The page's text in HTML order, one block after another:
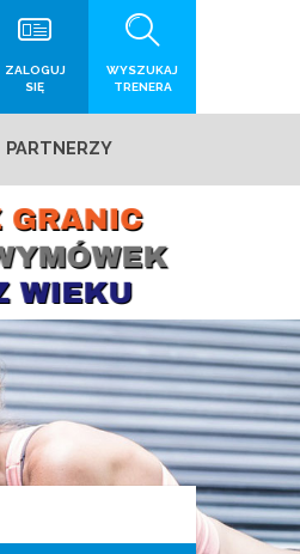
WYSZUKAJ
TRENERA
ZALOGUJ
SIĘ
PARTNERZY